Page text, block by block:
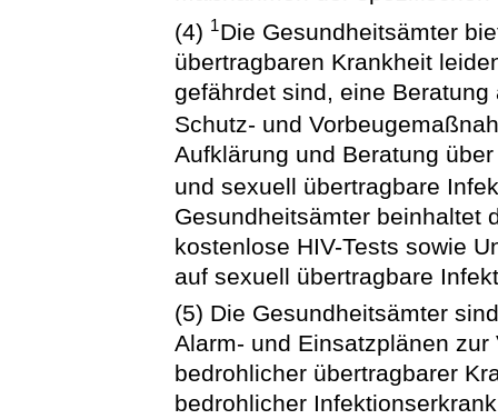
(4) 1Die Gesundheitsämter
übertragbaren Krankheit
gefährdet sind, eine
Schutz- und
Aufklärung und Beratung
und sexuell übertragbare
Gesundheitsämter beinhaltet
kostenlose HIV-Tests sowie
auf sexuell übertragbare
(5) Die Gesundheitsämter
Alarm- und Einsatzplänen
bedrohlicher übertragbarer
bedrohlicher